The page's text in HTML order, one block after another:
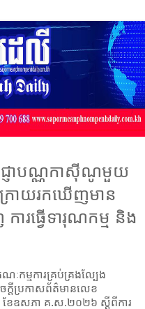
ជ្ញាបណ្ណកាស៊ីណូមួយ
រោយរកឃើញមាន
រធ្វើទារុណកម្ម និង
ណៈកម្មការគ្រប់គ្រងល្បែង
ក្តីប្រកាសព័ត៌មានលេខ
ែឧសភា គ.ស.២០២៦ ស្ដីពីការ